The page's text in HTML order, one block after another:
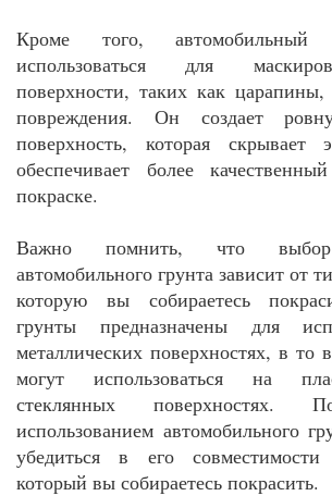
Кроме того,
использоваться для
поверхности, таких как
повреждения. Он создает
поверхность, которая
обеспечивает более
покраске.
Важно помнить, что выбор
автомобильного грунта зависит от
которую вы собираетесь
грунты предназначены для
металлических поверхностях, в то
могут использоваться на
стеклянных поверхностях.
использованием автомобильного
убедиться в его
который вы собираетесь покрасить.